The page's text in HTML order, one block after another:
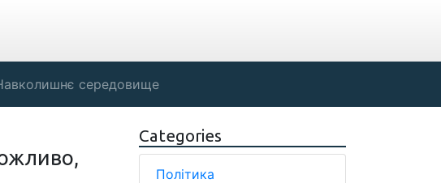
середовище
Categories
Політика